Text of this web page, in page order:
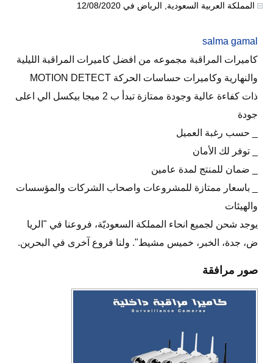
المملكة العربية السعودية الرياض في 12/08/2020
salma gamal
كاميرات المراقبة مجموعه من افضل كاميرات المراقبة الليلية
والنهارية وكاميرات حساسات الحركة MOTION DETECT
ذات كفاءة عالية وجودة ممتازة تبدأ ب 2 ميجا بيكسل الي اعلى
جودة
_ حسب رغبة العميل
_ توفر لك الأمان
_ ضمان للمنتج لمدة عامين
_ باسعار ممتازة للمشروعات واصحاب الشركات والمؤسسات
والهيئات
يوجد شحن لجميع انحاء المملكة السعوديّة، فروعنا في "الريا
ض، جدة، الخبر، خميس مشيط". ولنا فروع آخرى في البحرين.
صور مرافقة